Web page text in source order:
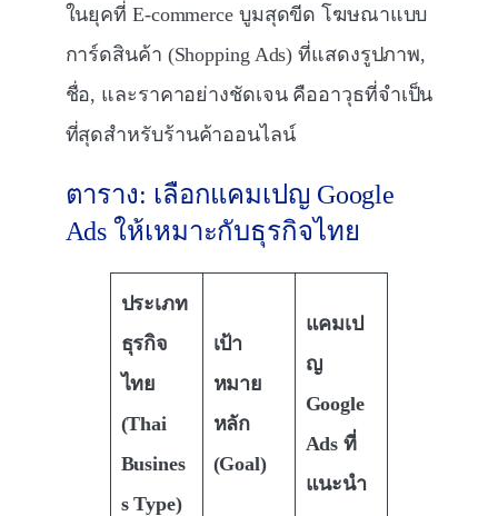
ในยุคที่ E-commerce บูมสุดขีด โฆษณาแบบ
การ์ดสินค้า (Shopping Ads) ที่แสดงรูปภาพ,
ชื่อ, และราคาอย่างชัดเจน คืออาวุธที่จำเป็น
ที่สุดสำหรับร้านค้าออนไลน์
ตาราง: เลือกแคมเปญ Google
Ads ให้เหมาะกับธุรกิจไทย
ประเภท
ธุรกิจ
ไทย
(Thai
Busines
s Type)
เป้า
หมาย
หลัก
(Goal)
แคมเป
ญ
Google
Ads ที่
แนะนำ